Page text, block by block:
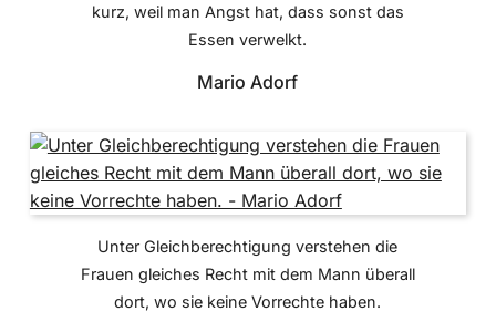
kurz, weil man Angst hat, dass sonst das
Essen verwelkt.
Mario Adorf
Unter Gleichberechtigung verstehen die
Frauen gleiches Recht mit dem Mann überall
dort, wo sie keine Vorrechte haben.